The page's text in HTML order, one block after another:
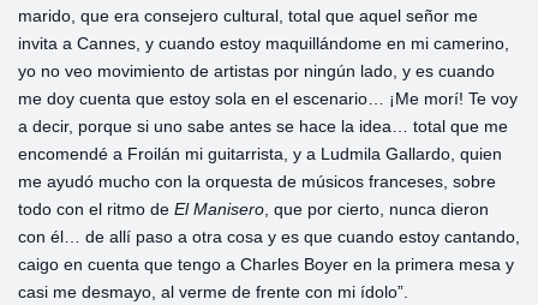
marido, que era consejero cultural, total que aquel señor me
invita a Cannes, y cuando estoy maquillándome en mi camerino,
yo no veo movimiento de artistas por ningún lado, y es cuando
me doy cuenta que estoy sola en el escenario… ¡Me morí! Te voy
a decir, porque si uno sabe antes se hace la idea… total que me
encomendé a Froilán mi guitarrista, y a Ludmila Gallardo, quien
me ayudó mucho con la orquesta de músicos franceses, sobre
todo con el ritmo de El Manisero , que por cierto, nunca dieron
con él… de allí paso a otra cosa y es que cuando estoy cantando,
caigo en cuenta que tengo a Charles Boyer en la primera mesa y
casi me desmayo, al verme de frente con mi ídolo”.